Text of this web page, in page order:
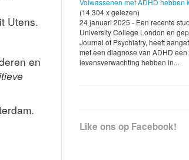
Utens.
en
(14,304 x gelezen)
24 januari 2025 - Een recente
University College London en
Journal of Psychiatry, heeft
met een diagnose van ADHD
levensverwachting hebben in...
Like ons op Facebook!